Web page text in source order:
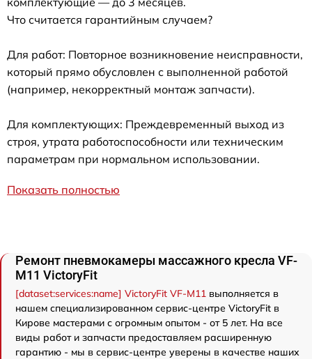
Что считается гарантийным случаем?
Для работ: Повторное возникновение неисправности,
который прямо обусловлен с выполненной работой
(например, некорректный монтаж запчасти).
Для комплектующих: Преждевременный выход из
строя, утрата работоспособности или техническим
параметрам при нормальном использовании.
Показать полностью
Ремонт пневмокамеры массажного кресла VF-
M11 VictoryFit
[dataset:services:name] VictoryFit VF-M11 выполняется в
нашем специализированном сервис-центре VictoryFit в
Кирове мастерами с огромным опытом - от 5 лет. На все
виды работ и запчасти предоставляем расширенную
гарантию - мы в сервис-центре уверены в качестве наших